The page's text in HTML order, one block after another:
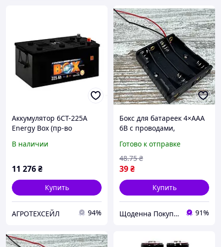
Аккумулятор 6СТ-225А
Energy Box (пр-во
слева)
В наличии
11 276₴
Купить
АГРОТЕХСЕЙЛ 94%
Бокс для батареек 4×ААА
6В с проводами,
для АrduІnО, DІу,
электронных модулей
щоденна 4133978 покупка
шоп.
Готово к отправке
39₴
48.75 ₴
Купить
Щоденна Покупка 91%